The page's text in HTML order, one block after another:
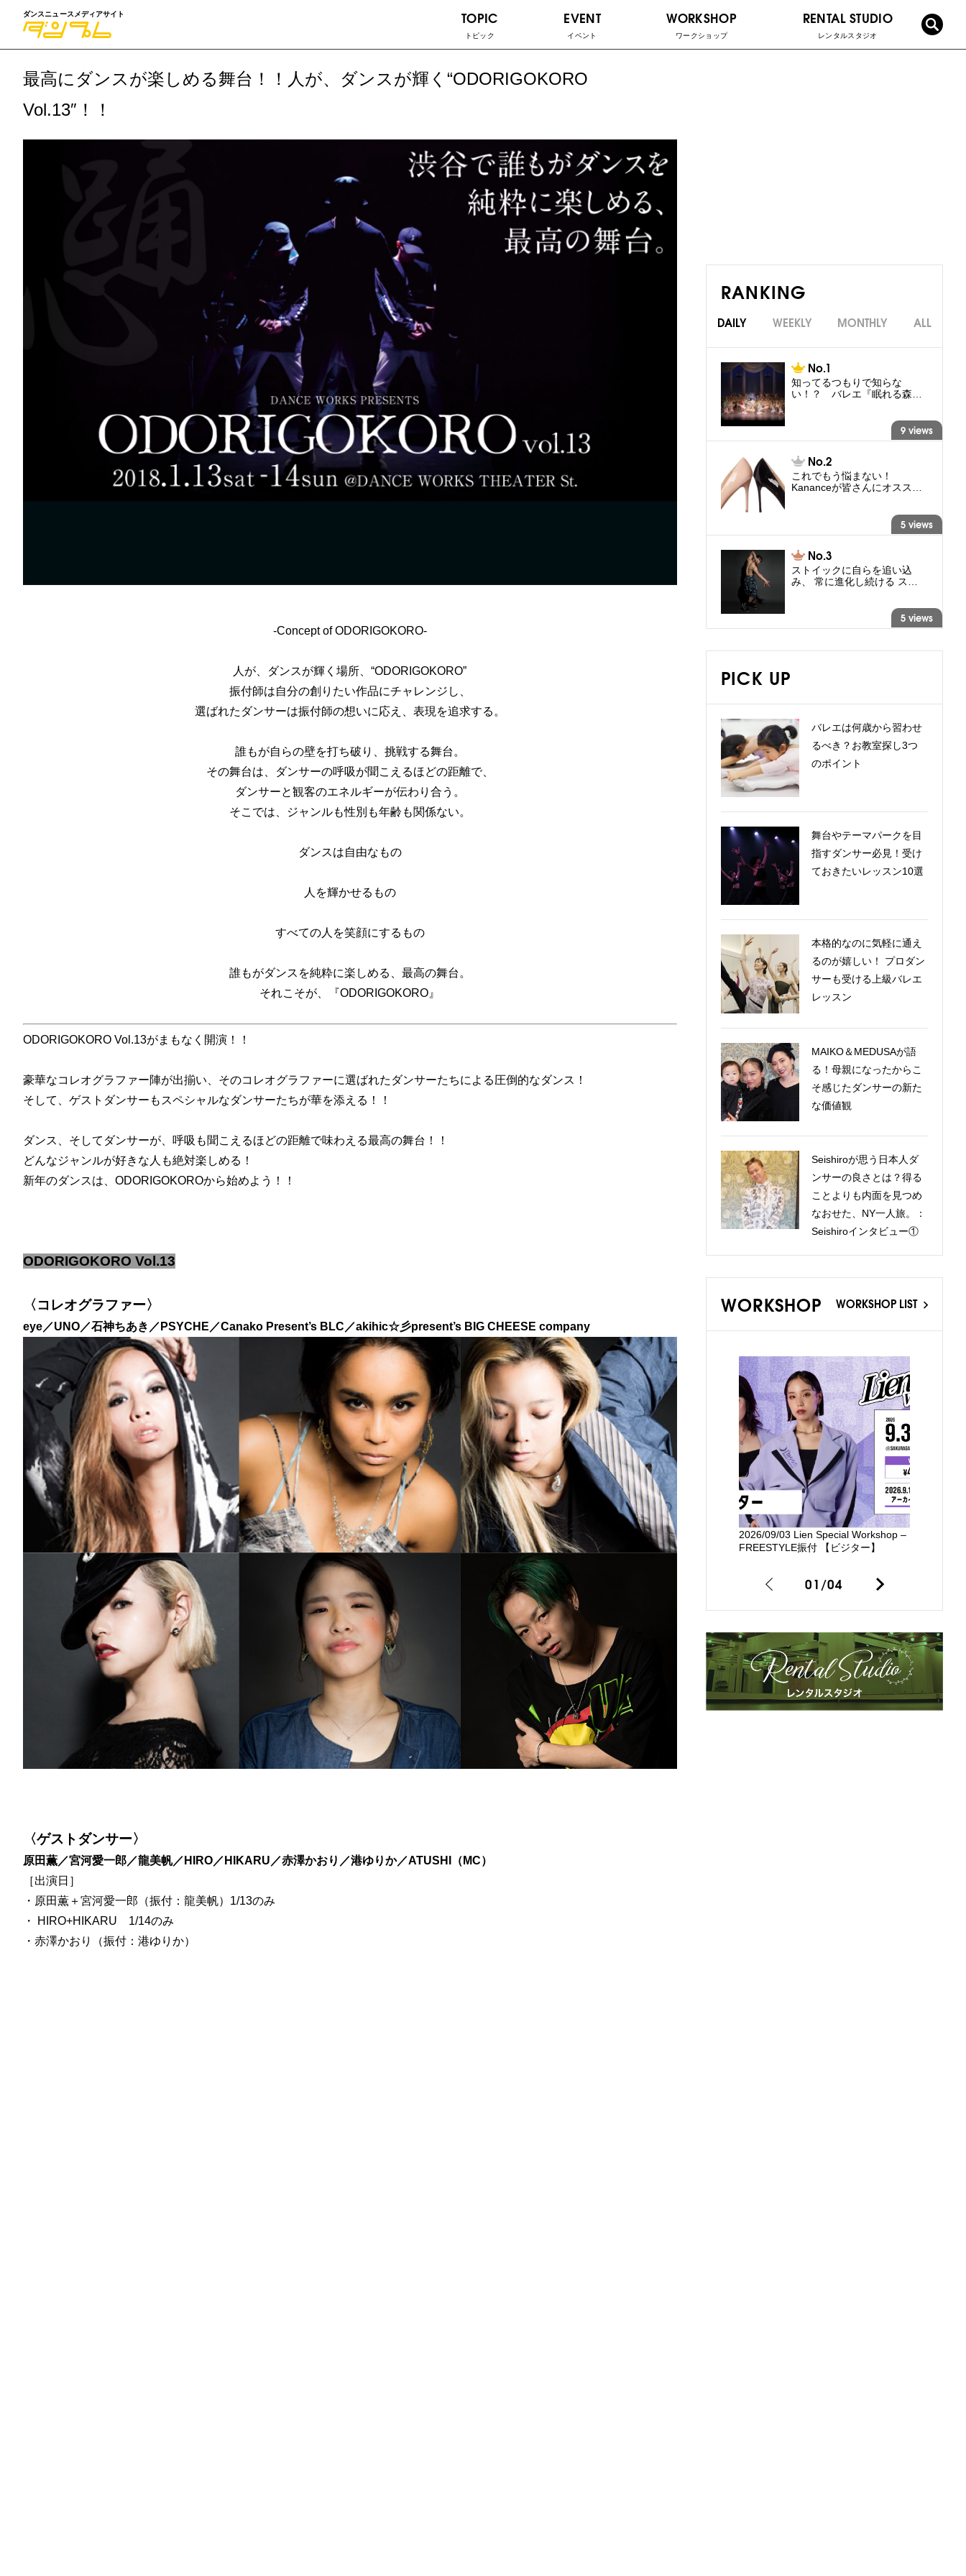
ダンスニュースメディアサイト TOPIC
トピック
EVENT
イベント
WORKSHOP
ワークショップ
RENTAL STUDIO
レンタルスタジオ
最高にダンスが楽しめる舞台！！人が、ダンスが輝く“ODORIGOKORO
Vol.13″！！
-Concept of ODORIGOKORO-
人が、ダンスが輝く場所、“ODORIGOKORO”
振付師は自分の創りたい作品にチャレンジし、
選ばれたダンサーは振付師の想いに応え、表現を追求する。
誰もが自らの壁を打ち破り、挑戦する舞台。
その舞台は、ダンサーの呼吸が聞こえるほどの距離で、
ダンサーと観客のエネルギーが伝わり合う。
そこでは、ジャンルも性別も年齢も関係ない。
ダンスは自由なもの
人を輝かせるもの
すべての人を笑顔にするもの
誰もがダンスを純粋に楽しめる、最高の舞台。
それこそが、『ODORIGOKORO』
ODORIGOKORO Vol.13がまもなく開演！！
豪華なコレオグラファー陣が出揃い、そのコレオグラファーに選ばれたダンサーたちによる圧倒的なダンス！
そして、ゲストダンサーもスペシャルなダンサーたちが華を添える！！
ダンス、そしてダンサーが、呼吸も聞こえるほどの距離で味わえる最高の舞台！！
どんなジャンルが好きな人も絶対楽しめる！
新年のダンスは、ODORIGOKOROから始めよう！！
ODORIGOKORO Vol.13
〈コレオグラファー〉
eye／UNO／石神ちあき／PSYCHE／Canako Present’s BLC／akihic☆彡present’s BIG CHEESE company
〈ゲストダンサー〉
原田薫／宮河愛一郎／龍美帆／HIRO／HIKARU／赤澤かおり／港ゆりか／ATUSHI（MC）
［出演日］
・原田薫＋宮河愛一郎（振付：龍美帆）1/13のみ
・ HIRO+HIKARU 1/14のみ
・赤澤かおり（振付：港ゆりか）
RANKING
DAILY WEEKLY MONTHLY ALL
知ってるつもりで知らな
い！？ バレエ『眠れる森…
9 views
これでもう悩まない！
Kananceが皆さんにオスス…
5 views
ストイックに自らを追い込
み、 常に進化し続ける ス…
5 views
PICK UP
バレエは何歳から習わせ
るべき？お教室探し3つ
のポイント
舞台やテーマパークを目
指すダンサー必見！受け
ておきたいレッスン10選
本格的なのに気軽に通え
るのが嬉しい！ プロダン
サーも受ける上級バレエ
レッスン
MAIKO＆MEDUSAが語
る！母親になったからこ
そ感じたダンサーの新た
な価値観
Seishiroが思う日本人ダ
ンサーの良さとは？得る
ことよりも内面を見つめ
なおせた、NY一人旅。：
Seishiroインタビュー①
WORKSHOP WORKSHOP LIST
2026/09/03 Lien Special Workshop –
FREESTYLE振付 【ビジター】
01/04